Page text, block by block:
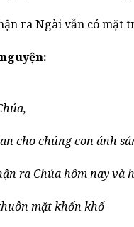
ra Ngài vẫn có mặt
cho chúng con ánh
ra Chúa hôm nay và
mặt khốn khổ